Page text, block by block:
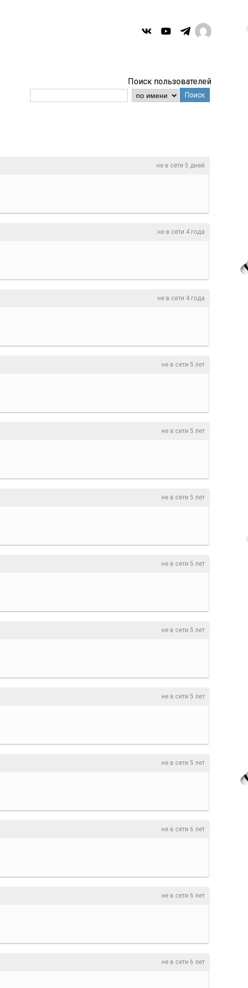
Поиск пользователей
Поиск
не в сети 5 дней
не в сети 4 года
не в сети 4 года
не в сети 5 лет
не в сети 5 лет
не в сети 5 лет
не в сети 5 лет
не в сети 5 лет
не в сети 5 лет
не в сети 5 лет
не в сети 6 лет
не в сети 6 лет
не в сети 6 лет